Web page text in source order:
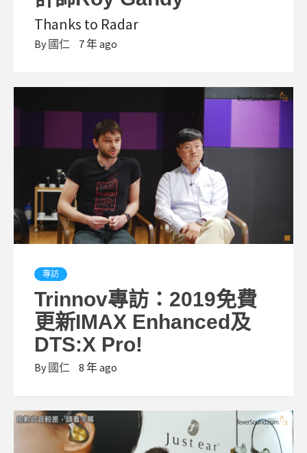
Thanks to Radar
By 國仁 7 年 ago
專訪
Trinnov專訪：2019免費
更新IMAX Enhanced及
DTS:X Pro!
By 國仁 8 年 ago